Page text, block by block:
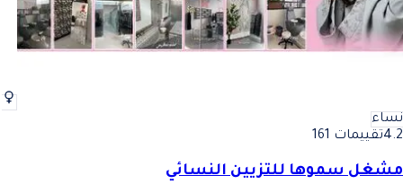
نساء
4.2تقييمات 161
مشغل سموها للتزيين النسائي